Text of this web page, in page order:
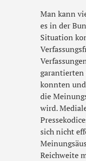
Man kann
es in der
Situation
garantierten
konnten
die
wird.
sich nicht
Reichweite